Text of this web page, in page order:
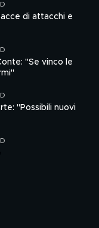
di attacchi e
"Se vinco le
"Possibili nuovi